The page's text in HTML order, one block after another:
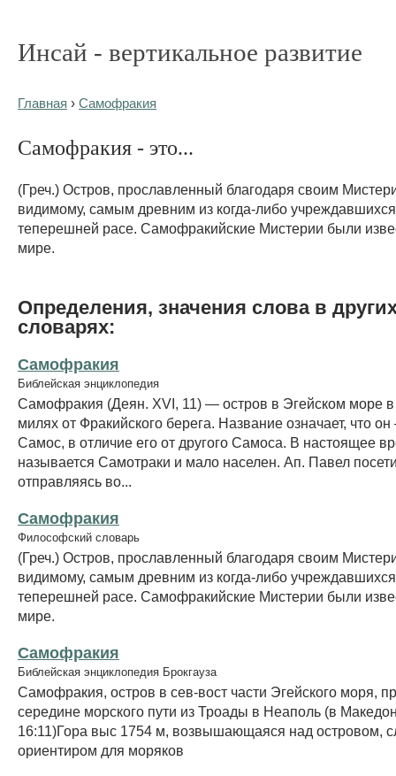
Инсай - вертикальное развитие
Главная › Самофракия
Самофракия - это...
(Греч.) Остров, прославленный благодаря своим
видимому, самым древним из когда-либо
теперешней расе. Самофракийские Мистерии были
мире.
Определения, значения слова в
словарях:
Самофракия
Библейская энциклопедия
Самофракия (Деян. XVI, 11) — остров в Эгейском море в
милях от Фракийского берега. Название означает, что
Самос, в отличие его от другого Самоса. В настоящее
называется Самотраки и мало населен. Ап. Павел
отправляясь во...
Самофракия
Философский словарь
(Греч.) Остров, прославленный благодаря своим
видимому, самым древним из когда-либо
теперешней расе. Самофракийские Мистерии были
мире.
Самофракия
Библейская энциклопедия Брокгауза
Самофракия, остров в сев-вост части Эгейского моря,
середине морского пути из Троады в Неаполь (в
16:11)Гора выс 1754 м, возвышающаяся над островом,
ориентиром для моряков